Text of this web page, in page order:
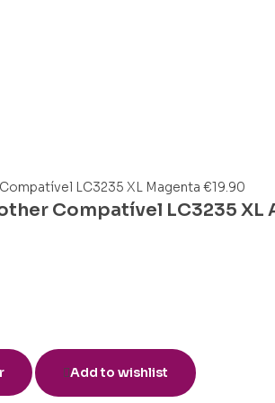
LC3235 XL Magenta €19.90
Compatível LC3235 XL
Add to wishlist